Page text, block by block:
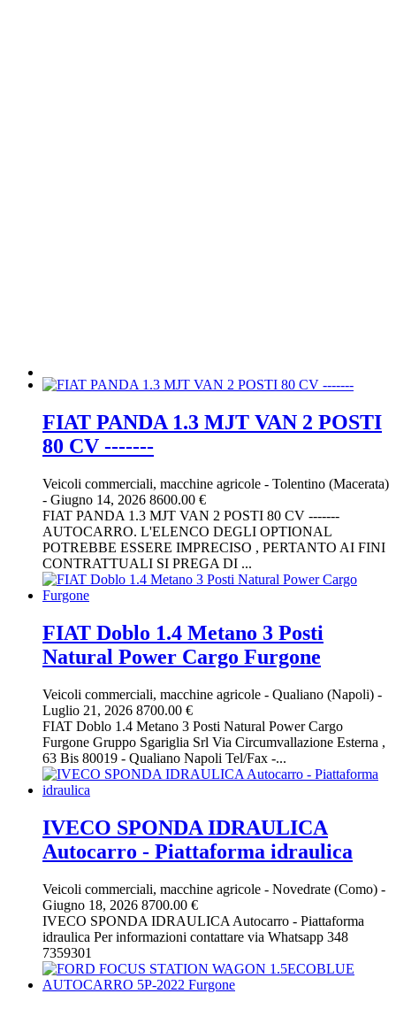
FIAT PANDA 1.3 MJT VAN 2 POSTI
80 CV -------
Veicoli commerciali, macchine agricole - Tolentino (Macerata)
- Giugno 14, 2026 8600.00 €
FIAT PANDA 1.3 MJT VAN 2 POSTI 80 CV -------
AUTOCARRO. L'ELENCO DEGLI OPTIONAL
POTREBBE ESSERE IMPRECISO , PERTANTO AI FINI
CONTRATTUALI SI PREGA DI ...
FIAT Doblo 1.4 Metano 3 Posti
Natural Power Cargo Furgone
Veicoli commerciali, macchine agricole - Qualiano (Napoli) -
Luglio 21, 2026 8700.00 €
FIAT Doblo 1.4 Metano 3 Posti Natural Power Cargo
Furgone Gruppo Sgariglia Srl Via Circumvallazione Esterna ,
63 Bis 80019 - Qualiano Napoli Tel/Fax -...
IVECO SPONDA IDRAULICA
Autocarro - Piattaforma idraulica
Veicoli commerciali, macchine agricole - Novedrate (Como) -
Giugno 18, 2026 8700.00 €
IVECO SPONDA IDRAULICA Autocarro - Piattaforma
idraulica Per informazioni contattare via Whatsapp 348
7359301